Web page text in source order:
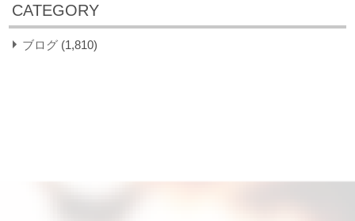
CATEGORY
ブログ (1,810)